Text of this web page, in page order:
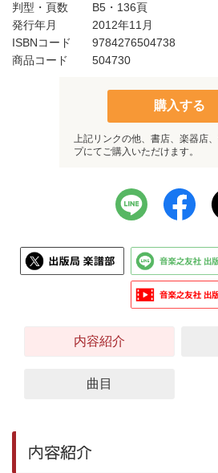
判型・頁数
B5・136頁
発行年月
2012年11月
ISBNコード
9784276504738
商品コード
504730
購入する
上記リンクの他、書店、楽器店
プにてご購入いただけます。
内容紹介
曲目
内容紹介